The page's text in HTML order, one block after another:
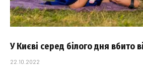
У Києві серед білого дня вбито
22.10.2022